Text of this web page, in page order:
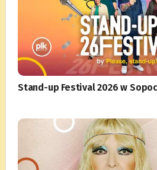
Stand-up Festival 2026 w